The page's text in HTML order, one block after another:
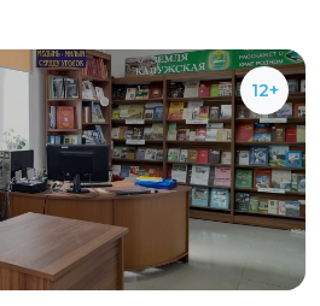
12+